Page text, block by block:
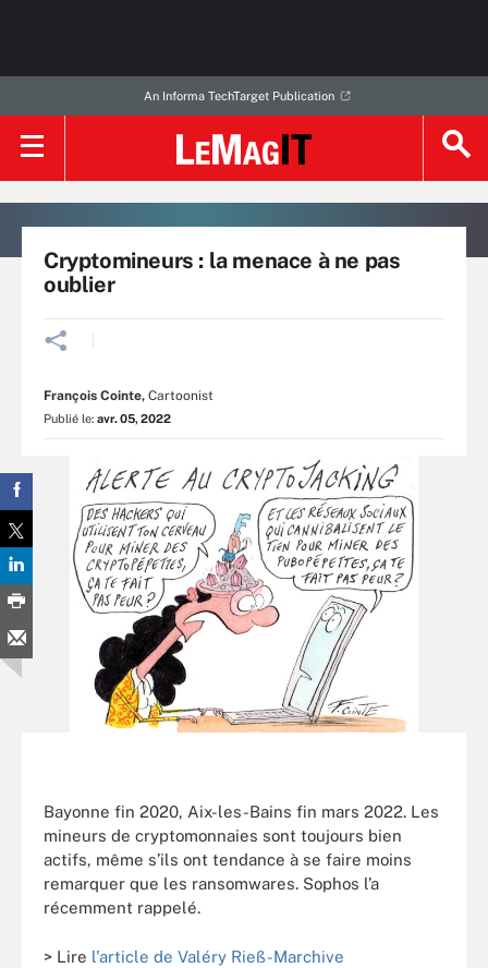
An Informa TechTarget Publication
Cryptomineurs : la menace à ne pas
oublier
François Cointe, Cartoonist
Publié le: avr. 05, 2022
Bayonne fin 2020, Aix-les-Bains fin mars 2022. Les
mineurs de cryptomonnaies sont toujours bien
actifs, même s’ils ont tendance à se faire moins
remarquer que les ransomwares. Sophos l’a
récemment rappelé.
> Lire l'article de Valéry Rieß-Marchive